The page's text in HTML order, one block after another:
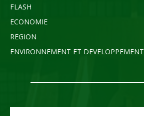
FLASH
ECONOMIE
REGION
ENVIRONNEMENT ET DEVELOPPEMENT